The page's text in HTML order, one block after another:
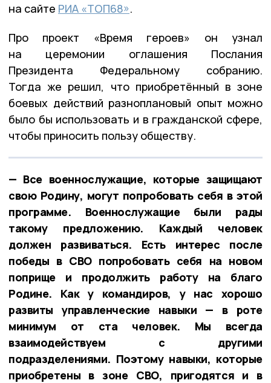
на сайте РИА «ТОП68».
Про проект «Время героев» он узнал
на церемонии оглашения Послания
Президента Федеральному собранию.
Тогда же решил, что приобретённый в зоне
боевых действий разноплановый опыт можно
было бы использовать и в гражданской сфере,
чтобы приносить пользу обществу.
— Все военнослужащие, которые защищают
свою Родину, могут попробовать себя в этой
программе. Военнослужащие были рады
такому предложению. Каждый человек
должен развиваться. Есть интерес после
победы в СВО попробовать себя на новом
поприще и продолжить работу на благо
Родине. Как у командиров, у нас хорошо
развиты управленческие навыки — в роте
минимум от ста человек. Мы всегда
взаимодействуем с другими
подразделениями. Поэтому навыки, которые
приобретены в зоне СВО, пригодятся и в